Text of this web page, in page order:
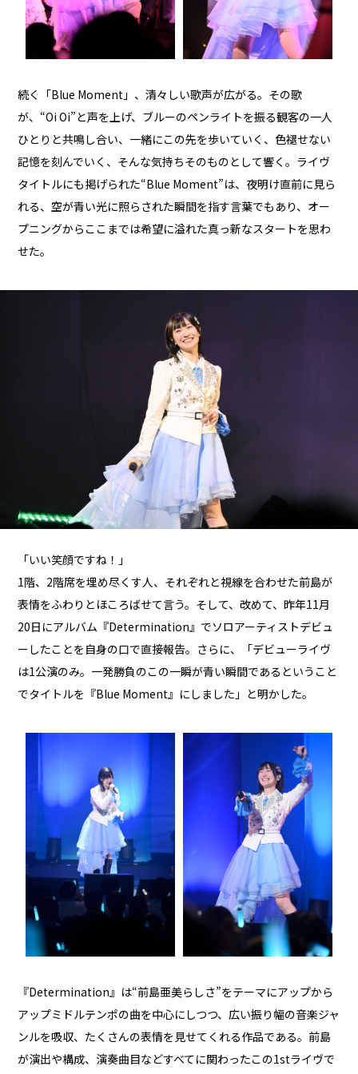
続く「Blue Moment」、清々しい歌声が広がる。その歌
が、“Oi Oi”と声を上げ、ブルーのペンライトを振る観客の一人
ひとりと共鳴し合い、一緒にこの先を歩いていく、色褪せない
記憶を刻んでいく、そんな気持ちそのものとして響く。ライヴ
タイトルにも掲げられた“Blue Moment”は、夜明け直前に見ら
れる、空が青い光に照らされた瞬間を指す言葉でもあり、オー
プニングからここまでは希望に溢れた真っ新なスタートを思わ
せた。
「いい笑顔ですね！」
1階、2階席を埋め尽くす人、それぞれと視線を合わせた前島が
表情をふわりとほころばせて言う。そして、改めて、昨年11月
20日にアルバム『Determination』でソロアーティストデビュ
ーしたことを自身の口で直接報告。さらに、「デビューライヴ
は1公演のみ。一発勝負のこの一瞬が青い瞬間であるということ
でタイトルを『Blue Moment』にしました」と明かした。
『Determination』は“前島亜美らしさ”をテーマにアップから
アップミドルテンポの曲を中心にしつつ、広い振り幅の音楽ジャ
ンルを吸収、たくさんの表情を見せてくれる作品である。前島
が演出や構成、演奏曲目などすべてに関わったこの1stライヴで